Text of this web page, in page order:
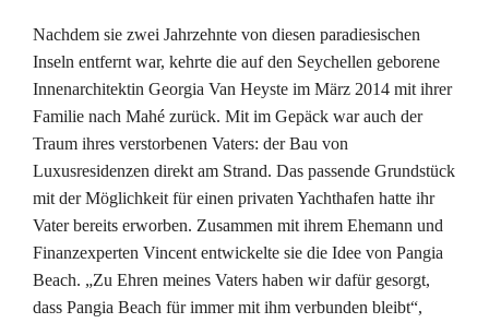
Nachdem sie zwei Jahrzehnte von diesen paradiesischen
Inseln entfernt war, kehrte die auf den Seychellen geborene
Innenarchitektin Georgia Van Heyste im März 2014 mit ihrer
Familie nach Mahé zurück. Mit im Gepäck war auch der
Traum ihres verstorbenen Vaters: der Bau von
Luxusresidenzen direkt am Strand. Das passende Grundstück
mit der Möglichkeit für einen privaten Yachthafen hatte ihr
Vater bereits erworben. Zusammen mit ihrem Ehemann und
Finanzexperten Vincent entwickelte sie die Idee von Pangia
Beach. „Zu Ehren meines Vaters haben wir dafür gesorgt,
dass Pangia Beach für immer mit ihm verbunden bleibt“,